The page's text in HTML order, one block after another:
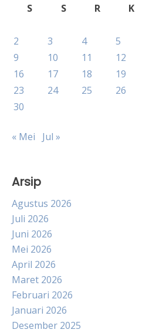
S
S R K
2
3 4 5
9
10 11 12
16
17 18 19
23
24 25 26
30
« Mei Jul »
Arsip
Agustus 2026
Juli 2026
Juni 2026
Mei 2026
April 2026
Maret 2026
Februari 2026
Januari 2026
Desember 2025